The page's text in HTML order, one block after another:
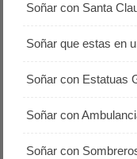
Soñar con Santa
Soñar que estas en
Soñar con Estatuas
Soñar con
Soñar con